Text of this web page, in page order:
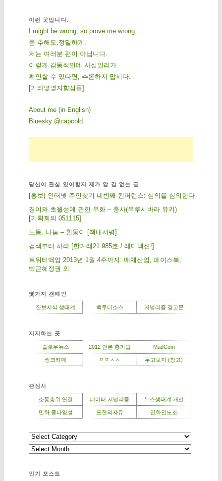
이런 곳입니다.
I might be wrong, so prove me wrong.
쫌 추해도,정밀하게.
저는 여러분 편이 아닙니다.
이렇게 감동적인데 사실일리가.
확인할 수 있다면, 추론하지 맙시다.
[기 타몇 몇 지 향점 들]
About me (in English)
Bluesky @capcold
당신이 관심 있어할지 제가 알 길 없는 글
[홍보] 인터넷 주인찾기 네번째 컨퍼런스: 심의를 심의한다
경이와 초월성에 관한 우화 – 충사(우루시바라 유키)
[기획회의 051115]
노동, 나눔 – 흰둥이 [책내서평]
검색부터 하라 [한겨레21 985호 / 레디액션!]
트위터백업 2013년 1월 4주까지: 매체산업, 페이스북,
박근혜정권 외
몇가지 캠페인
진보지식 생태계 백투더소스 저널리즘 경고문
지지하는 곳
슬로우뉴스 2012 언론 총파업 MadCom
씽크카페 ㅍㅍㅅㅅ 두고보자 (창고)
관심사
소통층위 연결 데이터 저널리즘 뉴스생태계 개선
만화 종다양성 표현의자유 만화인노조
인기 포스트